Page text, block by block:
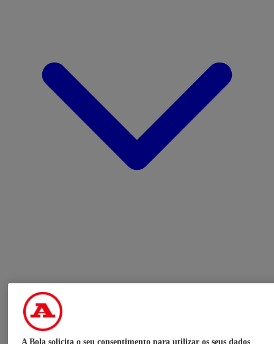
A Bola solicita o seu consentimento para utilizar os seus dados